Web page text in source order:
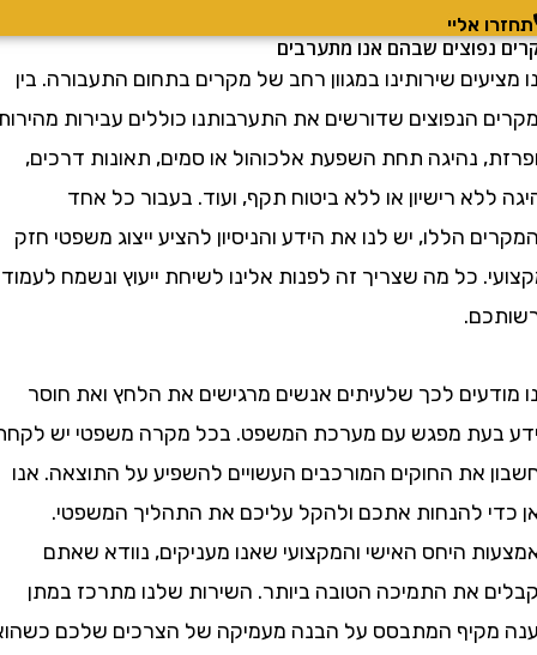
אליי
שבהם אנו מתערבים
שירותינו במגוון רחב של מקרים בתחום התעבורה. בין
הנפוצים שדורשים את התערבותנו כוללים עבירות מהירות
נהיגה תחת השפעת אלכוהול או סמים, תאונות דרכים,
רישיון או ללא ביטוח תקף, ועוד. בעבור כל אחד
הללו, יש לנו את הידע והניסיון להציע ייצוג משפטי חזק
כל מה שצריך זה לפנות אלינו לשיחת ייעוץ ונשמח לעמוד
לכך שלעיתים אנשים מרגישים את הלחץ ואת חוסר
מפגש עם מערכת המשפט. בכל מקרה משפטי יש לקחת
את החוקים המורכבים העשויים להשפיע על התוצאה. אנו
להנחות אתכם ולהקל עליכם את התהליך המשפטי.
היחס האישי והמקצועי שאנו מעניקים, נוודא שאתם
את התמיכה הטובה ביותר. השירות שלנו מתרכז במתן
המתבסס על הבנה מעמיקה של הצרכים שלכם כשהוא